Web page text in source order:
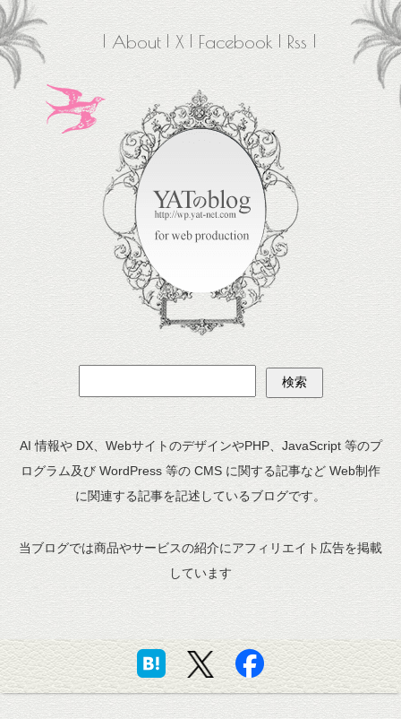
About X Facebook Rss
AI 情報や DX、WebサイトのデザインやPHP、JavaScript 等のプ
ログラム及び WordPress 等の CMS に関する記事など Web制作
に関連する記事を記述しているブログです。
当ブログでは商品やサービスの紹介にアフィリエイト広告を掲載
しています